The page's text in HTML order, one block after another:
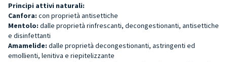
Principi attivi naturali:
Canfora: con proprietà antisettiche
Mentolo: dalle proprietà rinfrescanti, decongestionanti, antisettiche
e disinfettanti
Amamelide: dalle proprietà decongestionanti, astringenti ed
emollienti, lenitiva e riepitelizzante